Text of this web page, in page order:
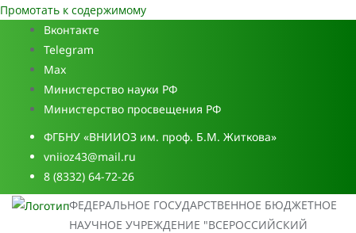
Промотать к содержимому
Вконтакте
Telegram
Max
Министерство науки РФ
Министерство просвещения РФ
ФГБНУ «ВНИИОЗ им. проф. Б.М. Житкова»
vniioz43@mail.ru
8 (8332) 64-72-26
ФЕДЕРАЛЬНОЕ ГОСУДАРСТВЕННОЕ БЮДЖЕТНОЕ
НАУЧНОЕ УЧРЕЖДЕНИЕ "ВСЕРОССИЙСКИЙ